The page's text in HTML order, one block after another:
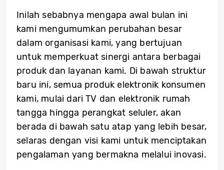
Inilah sebabnya mengapa awal bulan ini
kami mengumumkan perubahan besar
dalam organisasi kami, yang bertujuan
untuk memperkuat sinergi antara berbagai
produk dan layanan kami. Di bawah struktur
baru ini, semua produk elektronik konsumen
kami, mulai dari TV dan elektronik rumah
tangga hingga perangkat seluler, akan
berada di bawah satu atap yang lebih besar,
selaras dengan visi kami untuk menciptakan
pengalaman yang bermakna melalui inovasi.